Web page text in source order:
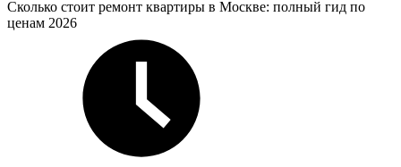
Сколько стоит ремонт квартиры в Москве: полный гид по
ценам 2026